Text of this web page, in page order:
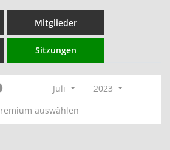
Mitglieder
Sitzungen
Juli
2023
auswählen